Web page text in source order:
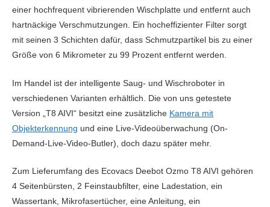
einer hochfrequent vibrierenden Wischplatte und entfernt auch
hartnäckige Verschmutzungen. Ein hocheffizienter Filter sorgt
mit seinen 3 Schichten dafür, dass Schmutzpartikel bis zu einer
Größe von 6 Mikrometer zu 99 Prozent entfernt werden.
Im Handel ist der intelligente Saug- und Wischroboter in
verschiedenen Varianten erhältlich. Die von uns getestete
Version „T8 AIVI“ besitzt eine zusätzliche Kamera mit
Objekterkennung und eine Live-Videoüberwachung (On-
Demand-Live-Video-Butler), doch dazu später mehr.
Zum Lieferumfang des Ecovacs Deebot Ozmo T8 AIVI gehören
4 Seitenbürsten, 2 Feinstaubfilter, eine Ladestation, ein
Wassertank, Mikrofasertücher, eine Anleitung, ein